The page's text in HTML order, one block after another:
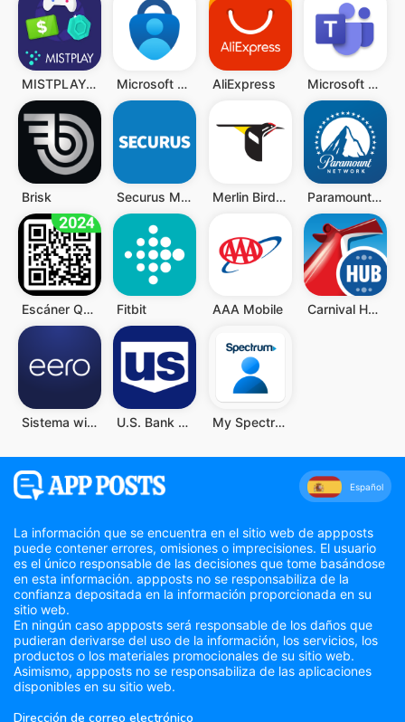
MISTPLAY: Jugar para ganar Microsoft Authenticator AliExpress Microsoft Teams
Brisk Securus Mobile Merlin Bird ID de Cornell Lab Paramount Network
Escáner QR y Código de Barras Fitbit AAA Mobile Carnival HUB
Sistema wifi doméstico eero U.S. Bank Mobile Banking My Spectrum
Español
La información que se encuentra en el sitio web de appposts
puede contener errores, omisiones o imprecisiones. El usuario
es el único responsable de las decisiones que tome basándose
en esta información. appposts no se responsabiliza de la
confianza depositada en la información proporcionada en su
sitio web.
En ningún caso appposts será responsable de los daños que
pudieran derivarse del uso de la información, los servicios, los
productos o los materiales promocionales de su sitio web.
Asimismo, appposts no se responsabiliza de las aplicaciones
disponibles en su sitio web.
Dirección de correo electrónico